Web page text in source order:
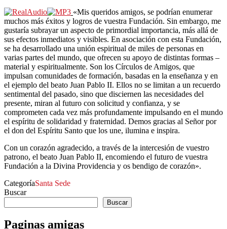
«Mis queridos amigos, se podrían enumerar
muchos más éxitos y logros de vuestra Fundación. Sin embargo, me
gustaría subrayar un aspecto de primordial importancia, más allá de
sus efectos inmediatos y visibles. En asociación con esta Fundación,
se ha desarrollado una unión espiritual de miles de personas en
varias partes del mundo, que ofrecen su apoyo de distintas formas –
material y espiritualmente. Son los Círculos de Amigos, que
impulsan comunidades de formación, basadas en la enseñanza y en
el ejemplo del beato Juan Pablo II. Ellos no se limitan a un recuerdo
sentimental del pasado, sino que disciernen las necesidades del
presente, miran al futuro con solicitud y confianza, y se
comprometen cada vez más profundamente impulsando en el mundo
el espíritu de solidaridad y fraternidad. Demos gracias al Señor por
el don del Espíritu Santo que los une, ilumina e inspira.
Con un corazón agradecido, a través de la intercesión de vuestro
patrono, el beato Juan Pablo II, encomiendo el futuro de vuestra
Fundación a la Divina Providencia y os bendigo de corazón».
CategoríaSanta Sede
Buscar
Buscar
Paginas amigas